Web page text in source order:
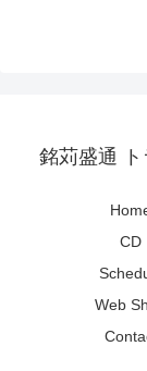
銘苅盛通
CD
Web